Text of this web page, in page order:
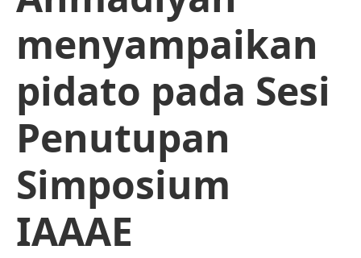
menyampaikan
pidato pada Sesi
Penutupan
Simposium
IAAAE